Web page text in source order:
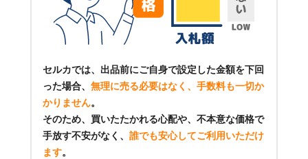
セルカでは、出品前にご自身で設定した金額を下回
った場合、 無理に売る必要はなく、手数料も一切か
かりません。
そのため、買いたたかれる心配や、不本意な価格で
手放す不安がなく、 誰でも安心してご利用いただけ
ます。